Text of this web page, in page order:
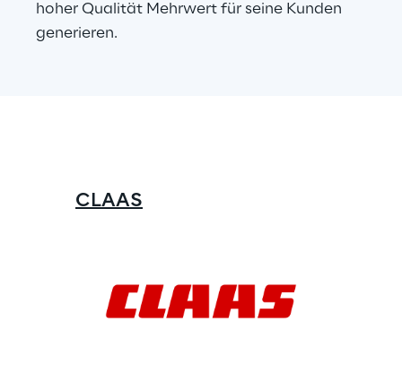
hoher Qualität Mehrwert für seine Kunden
generieren.
CLAAS